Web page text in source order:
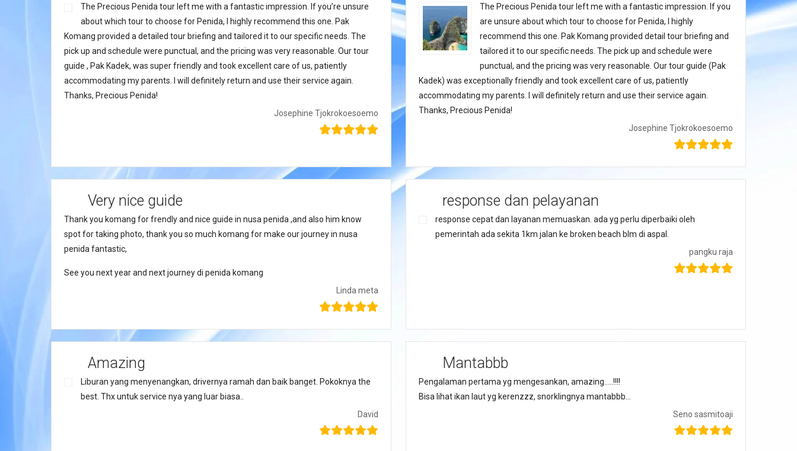
The Precious Penida tour left me with a fantastic impression. If you’re unsure
about which tour to choose for Penida, I highly recommend this one. Pak
Komang provided a detailed tour briefing and tailored it to our specific needs. The
pick up and schedule were punctual, and the pricing was very reasonable. Our tour
guide , Pak Kadek, was super friendly and took excellent care of us, patiently
accommodating my parents. I will definitely return and use their service again.
Thanks, Precious Penida!
Josephine Tjokrokoesoemo
The Precious Penida tour left me with a fantastic impression. If you
are unsure about which tour to choose for Penida, I highly
recommend this one. Pak Komang provided detail tour briefing and
tailored it to our specific needs. The pick up and schedule were
punctual, and the pricing was very reasonable. Our tour guide (Pak
Kadek) was exceptionally friendly and took excellent care of us, patiently
accommodating my parents. I will definitely return and use their service again.
Thanks, Precious Penida!
Josephine Tjokrokoesoemo
Very nice guide
Thank you komang for frendly and nice guide in nusa penida ,and also him know
spot for taking photo, thank you so much komang for make our journey in nusa
penida fantastic,
See you next year and next journey di penida komang
Linda meta
response dan pelayanan
response cepat dan layanan memuaskan. ada yg perlu diperbaiki oleh
pemerintah ada sekita 1km jalan ke broken beach blm di aspal.
pangku raja
Amazing
Liburan yang menyenangkan, drivernya ramah dan baik banget. Pokoknya the
best. Thx untuk service nya yang luar biasa..
David
Mantabbb
Pengalaman pertama yg mengesankan, amazing…..!!!!
Bisa lihat ikan laut yg kerenzzz, snorklingnya mantabbb…
Seno sasmitoaji